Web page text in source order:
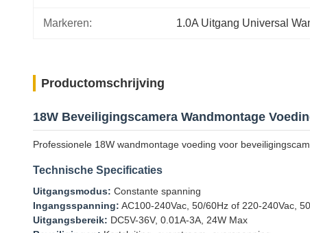
Markeren: 1.0A Uitgang Universal
Productomschrijving
18W Beveiligingscamera Wandmontage
Professionele 18W wandmontage voeding voor
Technische Specificaties
Uitgangsmodus: Constante spanning
Ingangsspanning: AC100-240Vac, 50/60Hz of 220-240Vac,
Uitgangsbereik: DC5V-36V, 0.01A-3A, 24W Max